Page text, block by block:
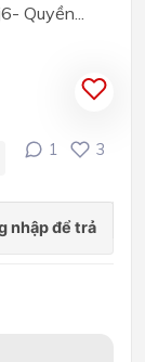
Quyền...
1 3